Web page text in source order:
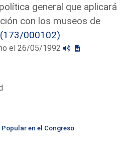
general que aplicará
con los museos de
(173/000102)
el 26/05/1992
en el Congreso